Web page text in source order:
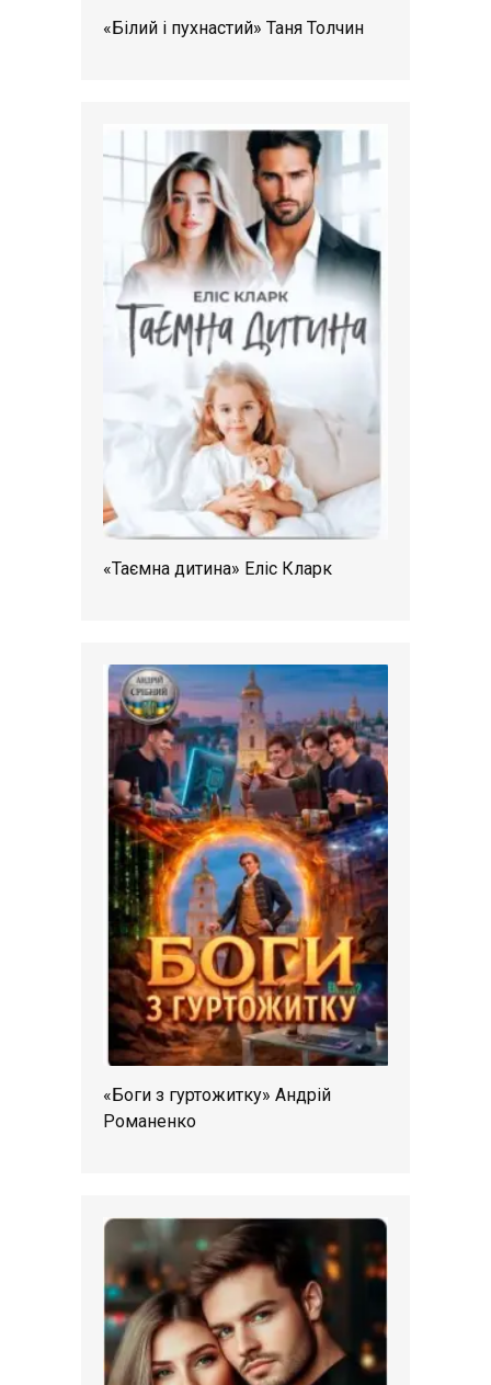
«Білий і пухнастий» Таня Толчин
«Таємна дитина» Еліс Кларк
«Боги з гуртожитку» Андрій
Романенко